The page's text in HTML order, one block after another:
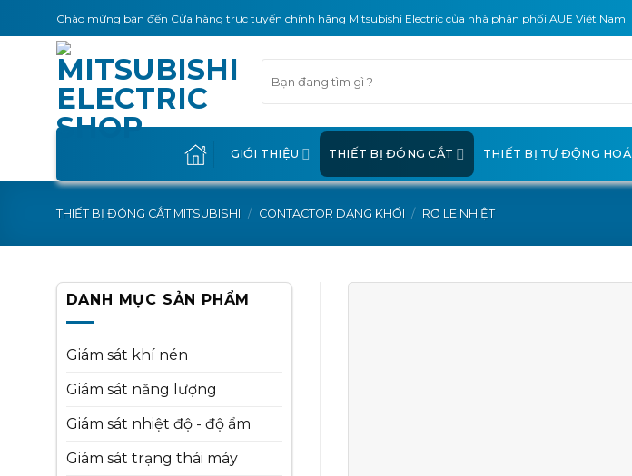
to
content
Chào mừng bạn đến Cửa hàng trực tuyến chính hãng Mitsubishi Electric của nhà phân phối AUE Việt Nam
kiếm:
GIỚI THIỆU THIẾT BỊ ĐÓNG CẮT THIẾT BỊ TỰ ĐỘNG HOÁ
THIẾT BỊ ĐÓNG CẮT MITSUBISHI / CONTACTOR DẠNG KHỐI / RƠ LE NHIỆT
DANH MỤC SẢN PHẨM
Giám sát khí nén
Giám sát năng lượng
Giám sát nhiệt độ - độ ẩm
Giám sát trạng thái máy